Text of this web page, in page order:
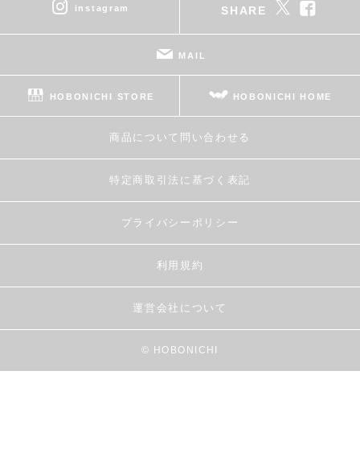
instagram SHARE
MAIL
HOBONICHI STORE HOBONICHI HOME
商品について問い合わせる
特定商取引法に基づく表記
プライバシーポリシー
利用規約
運営会社について
© HOBONICHI